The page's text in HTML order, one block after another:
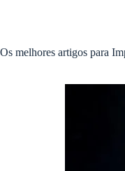
Os melhores artigos para